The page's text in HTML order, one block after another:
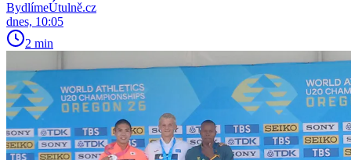
BydlímeÚtulně.cz
dnes, 10:05
2 min